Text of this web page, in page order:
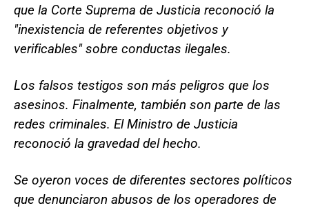
que la Corte Suprema de Justicia reconoció la
"inexistencia de referentes objetivos y
verificables" sobre conductas ilegales.
Los falsos testigos son más peligros que los
asesinos. Finalmente, también son parte de las
redes criminales. El Ministro de Justicia
reconoció la gravedad del hecho.
Se oyeron voces de diferentes sectores políticos
que denunciaron abusos de los operadores de